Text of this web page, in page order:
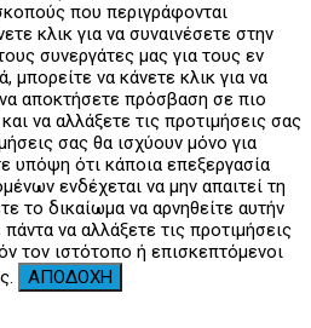
που περιγράφονται
κλικ για να συναινέσετε στην
συνεργάτες μας για τους εν
να κάνετε κλικ για να
αποκτήσετε πρόσβαση σε πιο
να αλλάξετε τις προτιμήσεις σας
σας θα ισχύουν μόνο για
υπόψη ότι κάποια επεξεργασία
ενδέχεται να μην απαιτεί τη
το δικαίωμα να αρνηθείτε αυτήν
να αλλάξετε τις προτιμήσεις
τον ιστότοπο ή επισκεπτόμενοι
ΑΠΟΔΟΧΗ